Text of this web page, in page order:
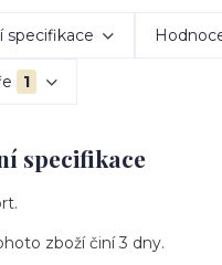
specifikace
1
specifikace
zboží činí 3 dny.